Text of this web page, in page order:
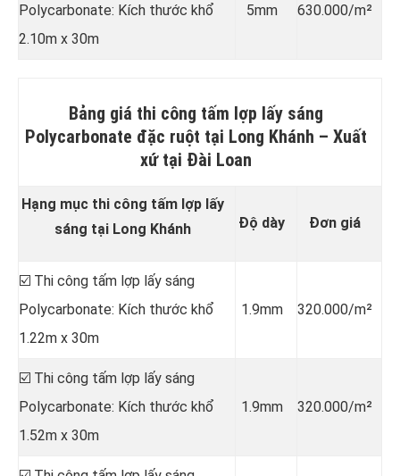
Polycarbonate: Kích thước khổ
2.10m x 30m
5mm 630.000/m²
Bảng giá thi công tấm lợp lấy sáng
Polycarbonate đặc ruột tại Long Khánh – Xuất
xứ tại Đài Loan
Hạng mục thi công tấm lợp lấy
sáng tại Long Khánh
Độ dày Đơn giá
☑️ Thi công tấm lợp lấy sáng
Polycarbonate: Kích thước khổ
1.22m x 30m
1.9mm 320.000/m²
☑️ Thi công tấm lợp lấy sáng
Polycarbonate: Kích thước khổ
1.52m x 30m
1.9mm 320.000/m²